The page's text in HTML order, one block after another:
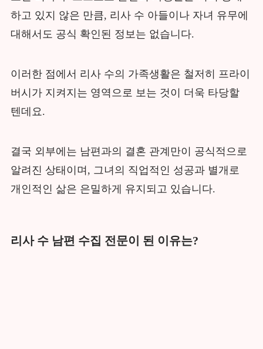
하고 있지 않은 만큼, 리사 수 아들이나 자녀 유무에
대해서도 공식 확인된 정보는 없습니다.
이러한 점에서 리사 수의 가족생활은 철저히 프라이
버시가 지켜지는 영역으로 보는 것이 더욱 타당할
텐데요.
결국 외부에는 남편과의 결혼 관계만이 공식적으로
알려진 상태이며, 그녀의 직업적인 성공과 별개로
개인적인 삶은 은밀하게 유지되고 있습니다.
리사 수 남편 수집 전문이 된 이유는?